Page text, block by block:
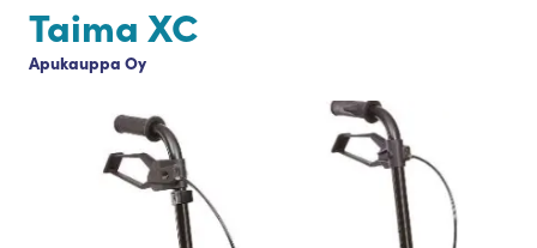
Taima XC
Apukauppa Oy